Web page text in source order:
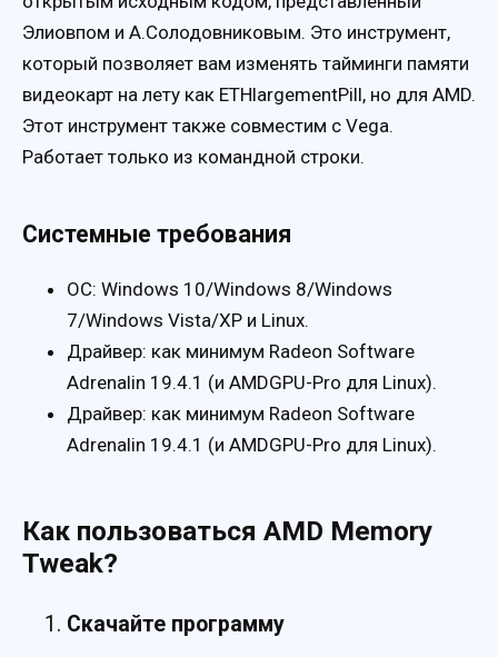
Элиовпом и А.Солодовниковым. Это инструмент,
который позволяет вам изменять тайминги памяти
видеокарт на лету как ETHlargementPill, но для AMD.
Этот инструмент также совместим с Vega.
Работает только из командной строки.
Системные требования
ОС: Windows 10/Windows 8/Windows
7/Windows Vista/XP и Linux.
Драйвер: как минимум Radeon Software
Adrenalin 19.4.1 (и AMDGPU-Pro для Linux).
Драйвер: как минимум Radeon Software
Adrenalin 19.4.1 (и AMDGPU-Pro для Linux).
Как пользоваться AMD Memory
Tweak?
Скачайте программу